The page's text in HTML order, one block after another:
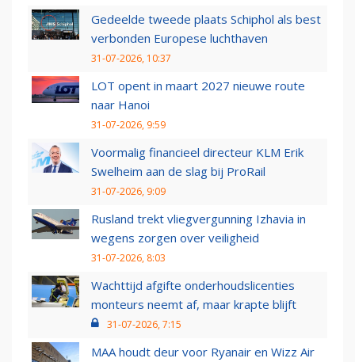
Gedeelde tweede plaats Schiphol als best
verbonden Europese luchthaven
31-07-2026, 10:37
LOT opent in maart 2027 nieuwe route
naar Hanoi
31-07-2026, 9:59
Voormalig financieel directeur KLM Erik
Swelheim aan de slag bij ProRail
31-07-2026, 9:09
Rusland trekt vliegvergunning Izhavia in
wegens zorgen over veiligheid
31-07-2026, 8:03
Wachttijd afgifte onderhoudslicenties
monteurs neemt af, maar krapte blijft
31-07-2026, 7:15
MAA houdt deur voor Ryanair en Wizz Air